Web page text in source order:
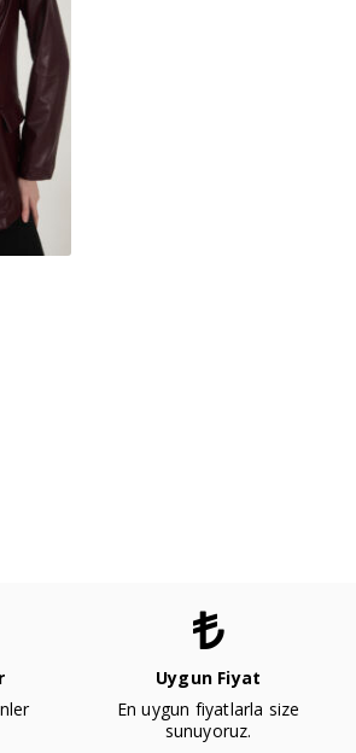
Uygun Fiyat
En uygun fiyatlarla size
sunuyoruz.